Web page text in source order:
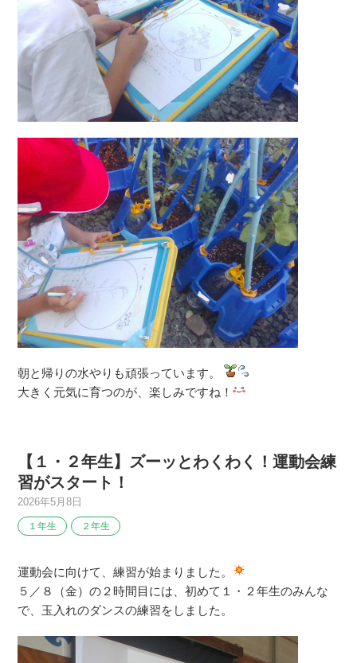
朝と帰りの水やりも頑張っています。
大きく元気に育つのが、楽しみですね！
【１・２年生】ズーッとわくわく！運動会練
習がスタート！
2026年5月8日
１年生 ２年生
運動会に向けて、練習が始まりました。
５／８（金）の２時間目には、初めて１・２年生のみんな
で、玉入れのダンスの練習をしました。